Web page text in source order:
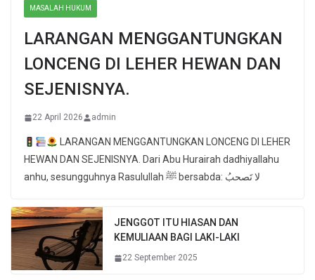
MASALAH HUKUM
LARANGAN MENGGANTUNGKAN
LONCENG DI LEHER HEWAN DAN
SEJENISNYA.
22 April 2026 admin
LARANGAN MENGGANTUNGKAN LONCENG DI LEHER
HEWAN DAN SEJENISNYA. Dari Abu Hurairah dadhiyallahu
anhu, sesungguhnya Rasulullah ﷺ bersabda: لا تَصحبُ
JENGGOT ITU HIASAN DAN
KEMULIAAN BAGI LAKI-LAKI
22 September 2025